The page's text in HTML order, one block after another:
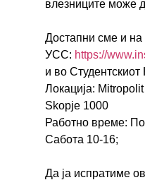
влезниците може
Достапни сме и
УСС: https://
и во
Локација:
Skopje 1000
Работно време:
Сабота 10-16;
Да ја испратиме